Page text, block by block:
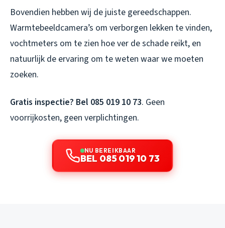
Bovendien hebben wij de juiste gereedschappen.
Warmtebeeldcamera’s om verborgen lekken te vinden,
vochtmeters om te zien hoe ver de schade reikt, en
natuurlijk de ervaring om te weten waar we moeten
zoeken.
Gratis inspectie? Bel 085 019 10 73. Geen
voorrijkosten, geen verplichtingen.
NU BEREIKBAAR
BEL 085 019 10 73